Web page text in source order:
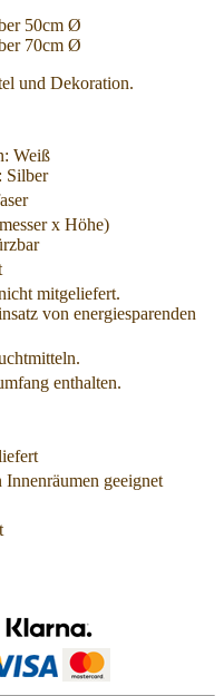
50cm Ø
70cm Ø
und Dekoration.
Weiß
Silber
x Höhe)
mitgeliefert.
von energiesparenden
enthalten.
geeignet